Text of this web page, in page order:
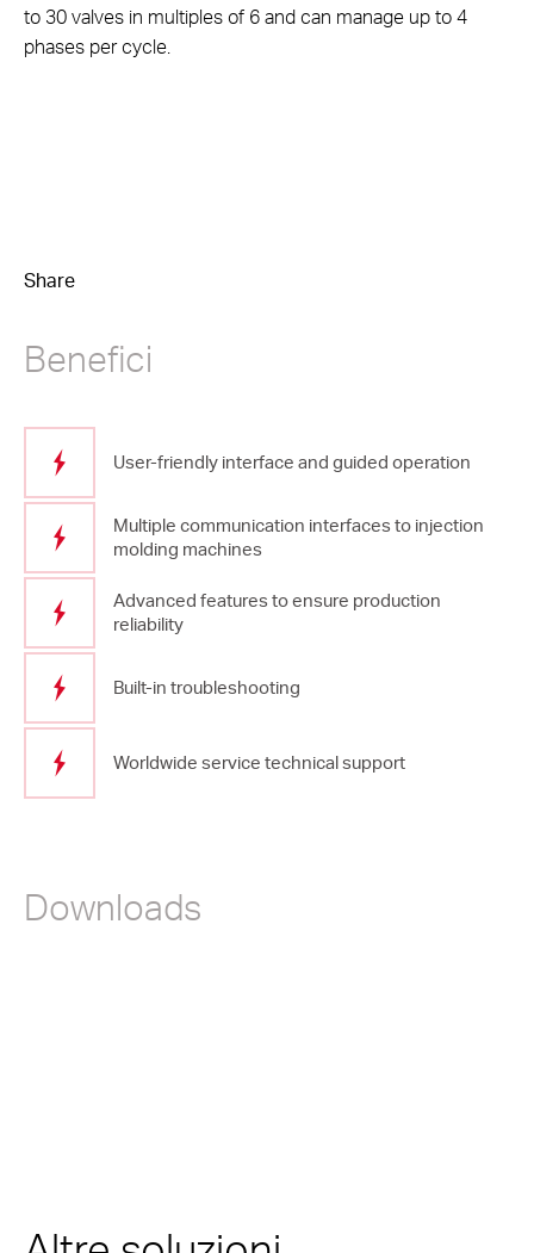
to 30 valves in multiples of 6 and can manage up to 4
phases per cycle.
Share
Benefici
User-friendly interface and guided operation
Multiple communication interfaces to injection
molding machines
Advanced features to ensure production
reliability
Built-in troubleshooting
Worldwide service technical support
Downloads